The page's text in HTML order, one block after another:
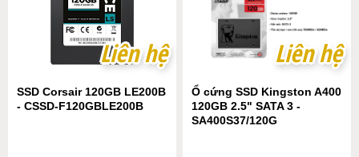
Liên hệ
Liên hệ
SSD Corsair 120GB LE200B
- CSSD-F120GBLE200B
Liên hệ
Liên hệ
Ổ cứng SSD Kingston A400
120GB 2.5" SATA 3 -
SA400S37/120G